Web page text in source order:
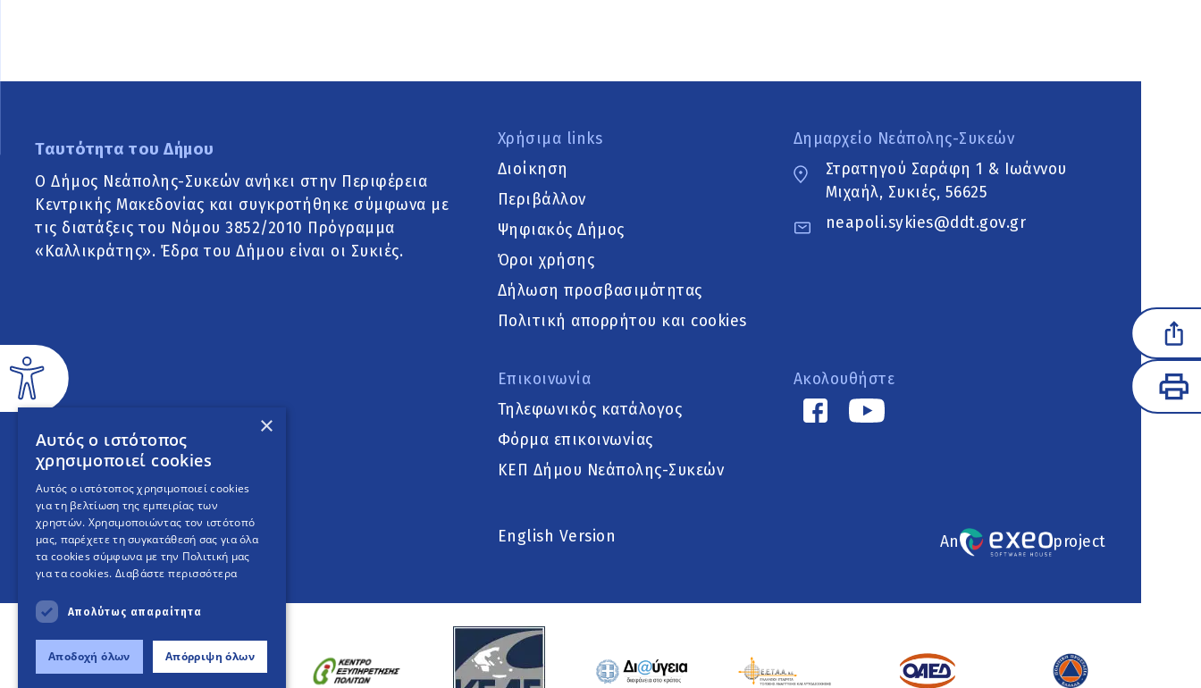
Ταυτότητα του Δήμου
Ο Δήμος Νεάπολης-Συκεών ανήκει στην Περιφέρεια
Κεντρικής Μακεδονίας και συγκροτήθηκε σύμφωνα με
τις διατάξεις του Νόμου 3852/2010 Πρόγραμμα
«Καλλικράτης». Έδρα του Δήμου είναι οι Συκιές.
Χρήσιμα links
Διοίκηση
Περιβάλλον
Ψηφιακός Δήμος
Όροι χρήσης
Δήλωση προσβασιμότητας
Πολιτική απορρήτου και cookies
Επικοινωνία
Τηλεφωνικός κατάλογος
Φόρμα επικοινωνίας
ΚΕΠ Δήμου Νεάπολης-Συκεών
Δημαρχείο Νεάπολης-Συκεών
Στρατηγού Σαράφη 1 & Ιωάννου
Μιχαήλ, Συκιές, 56625
neapoli.sykies@ddt.gov.gr
Ακολουθήστε
English Version An project
×
Αυτός ο ιστότοπος
χρησιμοποιεί cookies
Αυτός ο ιστότοπος χρησιμοποιεί cookies
για τη βελτίωση της εμπειρίας των
χρηστών. Χρησιμοποιώντας τον ιστότοπό
μας, παρέχετε τη συγκατάθεσή σας για όλα
τα cookies σύμφωνα με την Πολιτική μας
για τα cookies. Διαβάστε περισσότερα
Απολύτως απαραίτητα
Αποδοχή όλων Απόρριψη όλων